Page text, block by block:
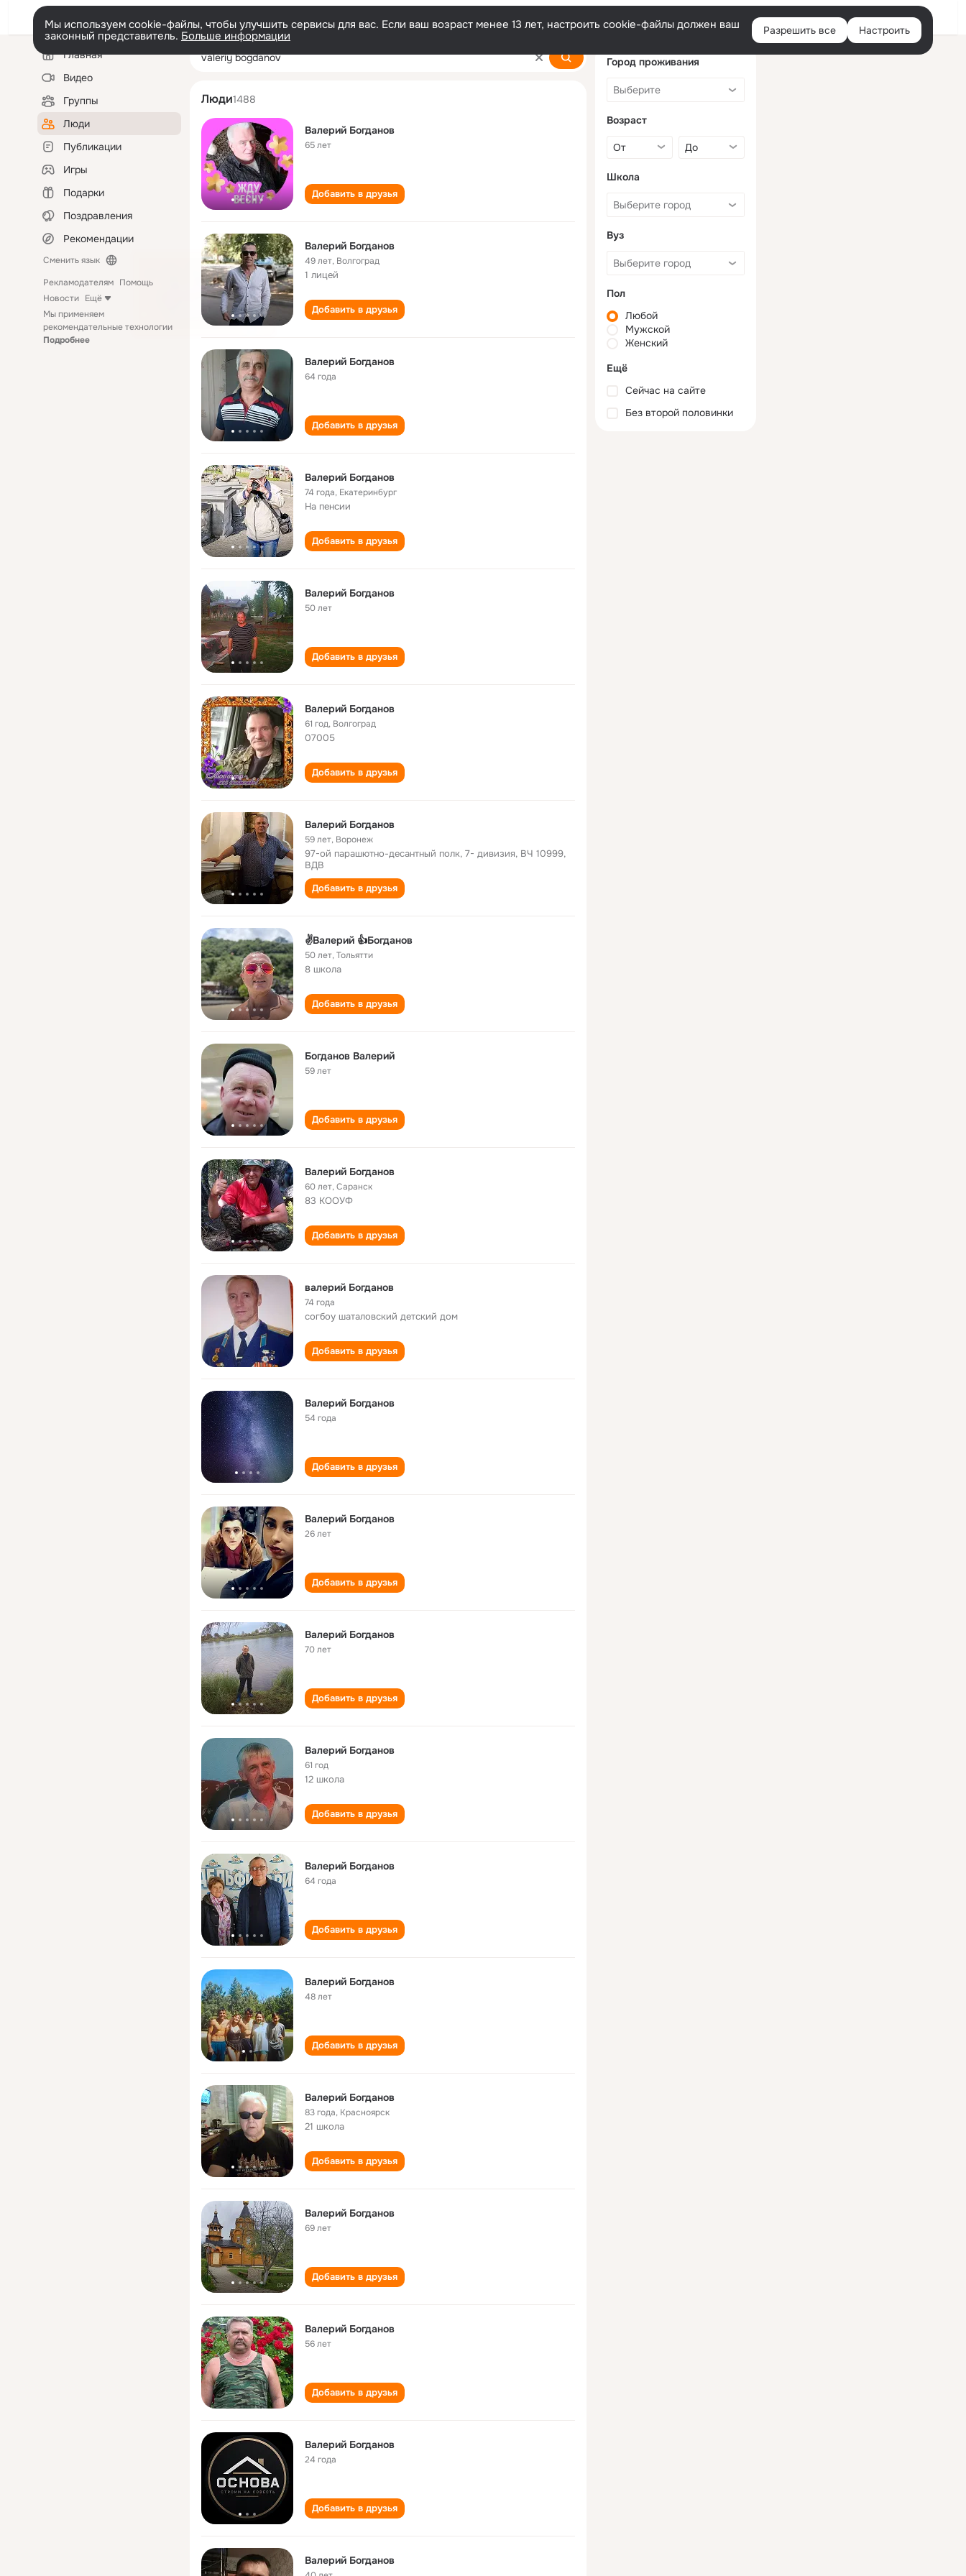
Войти
Мы используем cookie-файлы, чтобы улучшить сервисы для вас. Если ваш возраст менее 13 лет, настроить cookie-файлы должен ваш
законный представитель. Больше информации Разрешить все Настроить
Левая
колонкаГлавная
Видео
Группы
Люди
Публикации
Игры
Подарки
Поздравления
Рекомендации
Сменить язык
Рекламодателям Помощь
Новости Ещё
Мы применяем
рекомендательные технологии
Подробнее
valeriy bogdanov
Люди1488
Валерий Богданов
65 лет
Добавить в друзья
Валерий Богданов
49 лет, Волгоград
1 лицей
Добавить в друзья
Валерий Богданов
64 года
Добавить в друзья
Валерий Богданов
74 года, Екатеринбург
На пенсии
Добавить в друзья
Валерий Богданов
50 лет
Добавить в друзья
Валерий Богданов
61 год, Волгоград
07005
Добавить в друзья
Валерий Богданов
59 лет, Воронеж
97-ой парашютно-десантный полк, 7- дивизия, ВЧ 10999,
ВДВ
Добавить в друзья
✌️Валерий 👍Богданов
50 лет,Тольятти
8 школа
Добавить в друзья
Богданов Валерий
59 лет
Добавить в друзья
Валерий Богданов
60 лет,Саранск
83 КООУФ
Добавить в друзья
валерий Богданов
74 года
согбоу шаталовский детский дом
Добавить в друзья
Валерий Богданов
54 года
Добавить в друзья
Валерий Богданов
26 лет
Добавить в друзья
Валерий Богданов
70 лет
Добавить в друзья
Валерий Богданов
61 год
12 школа
Добавить в друзья
Валерий Богданов
64 года
Добавить в друзья
Валерий Богданов
48 лет
Добавить в друзья
Валерий Богданов
83 года, Красноярск
21 школа
Добавить в друзья
Валерий Богданов
69 лет
Добавить в друзья
Валерий Богданов
56 лет
Добавить в друзья
Валерий Богданов
24 года
Добавить в друзья
Валерий Богданов
Город проживания
Возраст
Школа
Вуз
Пол
Любой
Мужской
Женский
Ещё
Сейчас на сайте
Без второй половинки